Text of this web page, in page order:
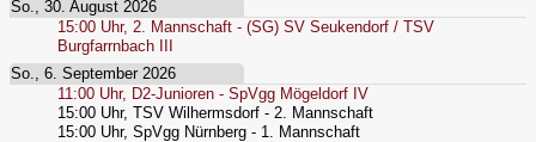
So., 30. August 2026
15:00 Uhr, 2. Mannschaft - (SG) SV Seukendorf / TSV
Burgfarrnbach III
So., 6. September 2026
11:00 Uhr, D2-Junioren - SpVgg Mögeldorf IV
15:00 Uhr, TSV Wilhermsdorf - 2. Mannschaft
15:00 Uhr, SpVgg Nürnberg - 1. Mannschaft